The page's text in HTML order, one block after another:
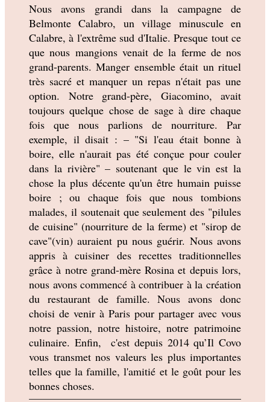
Nous avons grandi dans la campagne de
Belmonte Calabro, un village minuscule en
Calabre, à l'extrême sud d'Italie. Presque tout ce
que nous mangions venait de la ferme de nos
grand-parents. Manger ensemble était un rituel
très sacré et manquer un repas n'était pas une
option. Notre grand-père, Giacomino, avait
toujours quelque chose de sage à dire chaque
fois que nous parlions de nourriture. Par
exemple, il disait : – "Si l'eau était bonne à
boire, elle n'aurait pas été conçue pour couler
dans la rivière" – soutenant que le vin est la
chose la plus décente qu'un être humain puisse
boire ; ou chaque fois que nous tombions
malades, il soutenait que seulement des "pilules
de cuisine" (nourriture de la ferme) et "sirop de
cave"(vin) auraient pu nous guérir. Nous avons
appris à cuisiner des recettes traditionnelles
grâce à notre grand-mère Rosina et depuis lors,
nous avons commencé à contribuer à la création
du restaurant de famille. Nous avons donc
choisi de venir à Paris pour partager avec vous
notre passion, notre histoire, notre patrimoine
culinaire. Enfin,  c'est depuis 2014 qu’Il Covo
vous transmet nos valeurs les plus importantes
telles que la famille, l'amitié et le goût pour les
bonnes choses.